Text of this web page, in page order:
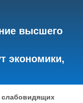
высшего
экономики,
слабовидящих